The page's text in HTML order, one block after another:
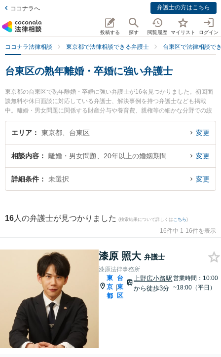
ココナラへ 弁護士の方はこちら
投稿する 探す 閲覧履歴 マイリスト ログイン
ココナラ法律相談 東京都で法律相談できる弁護士 台東区で法律相談で
台東区の熟年離婚・卒婚に強い弁護士
東京都の台東区で熟年離婚・卒婚に強い弁護士が16名見つかりました。初回面
談無料や休日面談に対応している弁護士、解決事例を持つ弁護士なども掲載
中。離婚・男女問題に関係する財産分与や養育費、親権等の細かな分野での絞
り込み検索もでき便利です。特に漆原法律事務所の漆原 照大弁護士やアイゼン
法律事務所の立山 大就弁護士、台東総合法律事務所の谷貝 知紀弁護士のプロフ
年離婚・卒婚のトラブル解決の実績豊富な近くの弁護士を検索したい』『初回
相談無料で熟年離婚・卒婚を法律相談できる台東区内の弁護士に相談予約した
い』などでお困りの相談者さんにおすすめです。
エリア 東京都、台東区 変更
相談内容 離婚・男女問題、20年以上の婚姻期間 変更
詳細条件 未選択 変更
16 人の弁護士が見つかりました (検索結果について詳しくは こちら)
16件中 1-16件を表示
漆原 照大 弁護士
漆原法律事務所
東
京
都
|
台
東
区
上野広小路駅
から徒歩3分
営業時間：10:00
~18:00（平日）